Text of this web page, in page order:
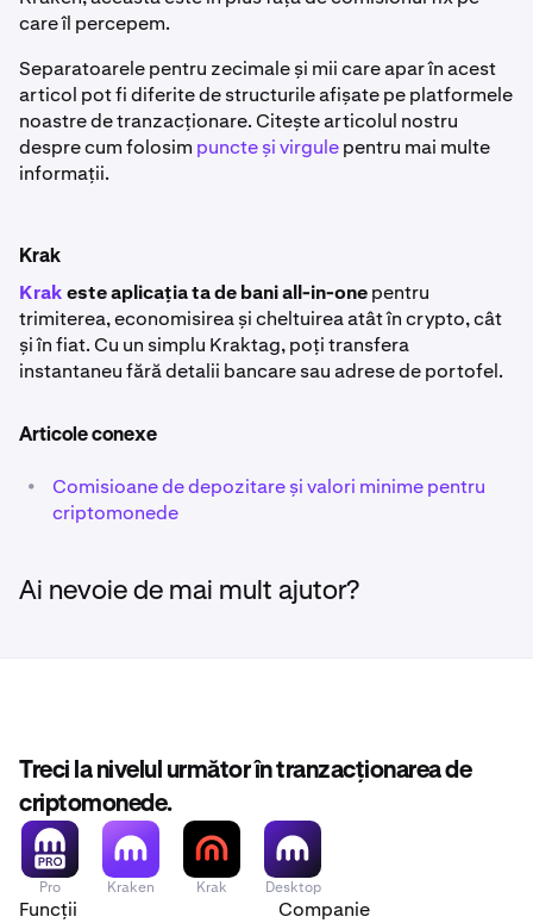
care îl percepem.
Separatoarele pentru zecimale și mii care apar în acest
articol pot fi diferite de structurile afișate pe platformele
noastre de tranzacționare. Citește articolul nostru
despre cum folosim puncte și virgulepentru mai multe
informații.
Krak
Krakeste aplicația ta de bani all-in-onepentru
trimiterea, economisirea și cheltuirea atât în crypto, cât
și în fiat. Cu un simplu Kraktag, poți transfera
instantaneu fără detalii bancare sau adrese de portofel.
Articole conexe
•
Comisioane de depozitare și valori minime pentru
criptomonede
Ai nevoie de mai mult ajutor?
Treci la nivelul următor în tranzacționarea de
criptomonede.
Pro Kraken Krak Desktop
Funcții Companie